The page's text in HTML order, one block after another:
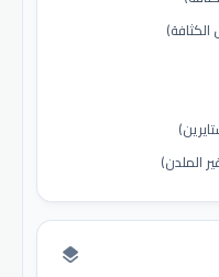
layers